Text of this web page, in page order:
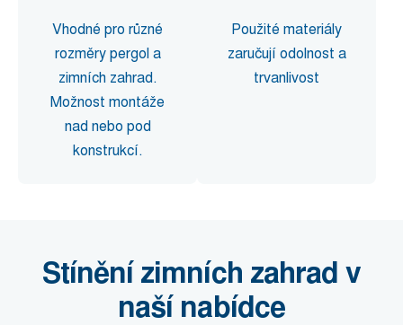
Vhodné pro různé
rozměry pergol a
zimních zahrad.
Možnost montáže
nad nebo pod
konstrukcí.
Použité materiály
zaručují odolnost a
trvanlivost
Stínění zimních zahrad v
naší nabídce